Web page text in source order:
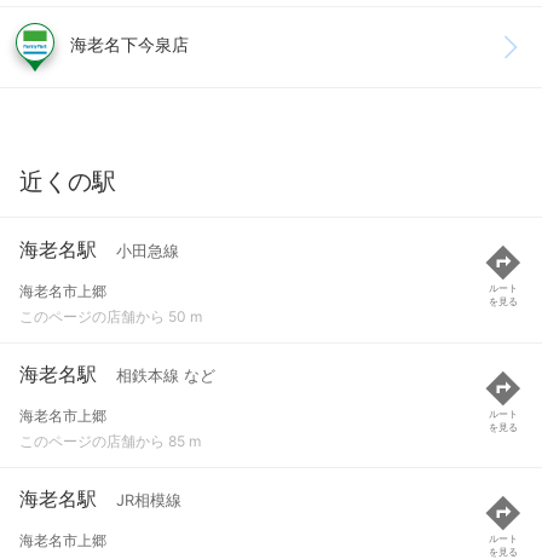
海老名下今泉店
近くの駅
海老名駅 小田急線
海老名市上郷
このページの店舗から 50 m
ルート
を見る
海老名駅 相鉄本線 など
海老名市上郷
このページの店舗から 85 m
ルート
を見る
海老名駅 JR相模線
海老名市上郷
ルート
を見る